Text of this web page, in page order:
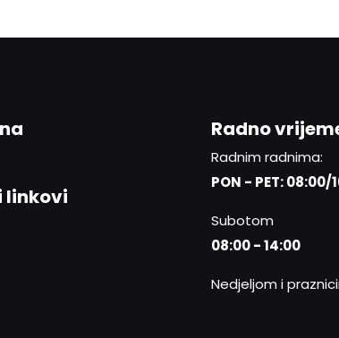
linkovi
Radno
Radnim radnima:
PON - PET: 08:00/
Subotom
08:00 - 14:00
Nedjeljom i